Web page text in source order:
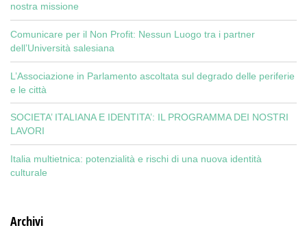
nostra missione
Comunicare per il Non Profit: Nessun Luogo tra i partner
dell’Università salesiana
L’Associazione in Parlamento ascoltata sul degrado delle periferie
e le città
SOCIETA’ ITALIANA E IDENTITA’: IL PROGRAMMA DEI NOSTRI
LAVORI
Italia multietnica: potenzialità e rischi di una nuova identità
culturale
Archivi